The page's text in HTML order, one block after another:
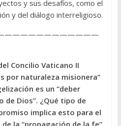
y sus desafíos, como el
y del diálogo interreligioso.
Concilio Vaticano II
por naturaleza misionera”
es un “deber
de Dios”. ¿Qué tipo de
implica esto para el